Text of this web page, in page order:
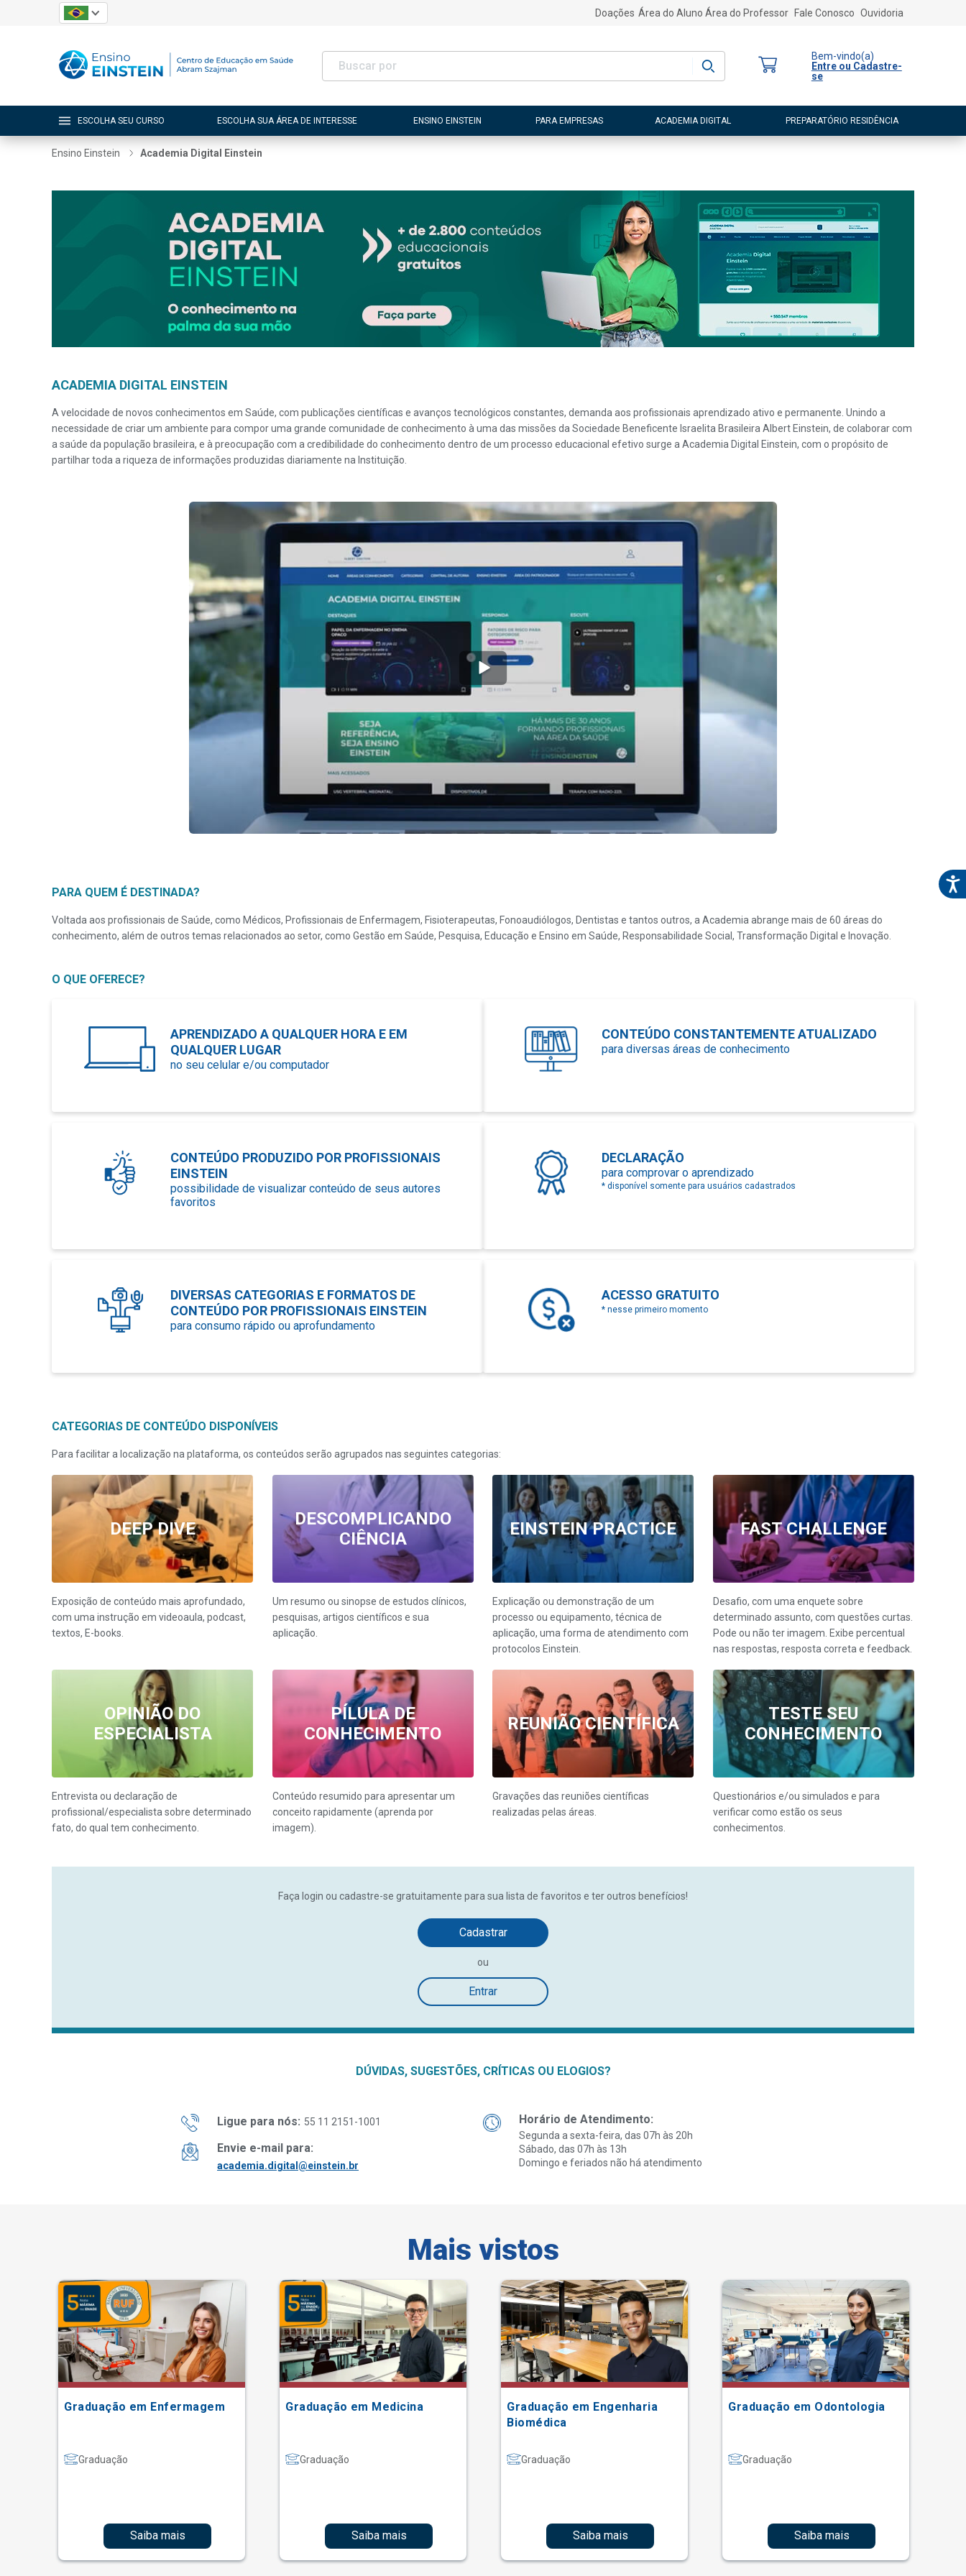
Doações Área do Aluno Área do Professor Fale Conosco Ouvidoria
Bem-vindo(a)
Entre ou Cadastre-
se
ESCOLHA SEU CURSO ESCOLHA SUA ÁREA DE INTERESSE ENSINO EINSTEIN PARA EMPRESAS ACADEMIA DIGITAL PREPARATÓRIO RESIDÊNCIA
Ensino Einstein Academia Digital Einstein
ACADEMIA DIGITAL EINSTEIN
A velocidade de novos conhecimentos em Saúde, com publicações científicas e avanços tecnológicos constantes, demanda aos profissionais aprendizado ativo e permanente. Unindo a
necessidade de criar um ambiente para compor uma grande comunidade de conhecimento à uma das missões da Sociedade Beneficente Israelita Brasileira Albert Einstein, de colaborar com
a saúde da população brasileira, e à preocupação com a credibilidade do conhecimento dentro de um processo educacional efetivo surge a Academia Digital Einstein, com o propósito de
partilhar toda a riqueza de informações produzidas diariamente na Instituição.
PARA QUEM É DESTINADA?
Voltada aos profissionais de Saúde, como Médicos, Profissionais de Enfermagem, Fisioterapeutas, Fonoaudiólogos, Dentistas e tantos outros, a Academia abrange mais de 60 áreas do
conhecimento, além de outros temas relacionados ao setor, como Gestão em Saúde, Pesquisa, Educação e Ensino em Saúde, Responsabilidade Social, Transformação Digital e Inovação.
O QUE OFERECE?
APRENDIZADO A QUALQUER HORA E EM
QUALQUER LUGAR
no seu celular e/ou computador
CONTEÚDO CONSTANTEMENTE ATUALIZADO
para diversas áreas de conhecimento
CONTEÚDO PRODUZIDO POR PROFISSIONAIS
EINSTEIN
possibilidade de visualizar conteúdo de seus autores
favoritos
DECLARAÇÃO
para comprovar o aprendizado
* disponível somente para usuários cadastrados
DIVERSAS CATEGORIAS E FORMATOS DE
CONTEÚDO POR PROFISSIONAIS EINSTEIN
para consumo rápido ou aprofundamento
ACESSO GRATUITO
* nesse primeiro momento
CATEGORIAS DE CONTEÚDO DISPONÍVEIS
Para facilitar a localização na plataforma, os conteúdos serão agrupados nas seguintes categorias:
DEEP DIVE
Exposição de conteúdo mais aprofundado,
com uma instrução em videoaula, podcast,
textos, E-books.
DESCOMPLICANDO
CIÊNCIA
Um resumo ou sinopse de estudos clínicos,
pesquisas, artigos científicos e sua
aplicação.
EINSTEIN PRACTICE
Explicação ou demonstração de um
processo ou equipamento, técnica de
aplicação, uma forma de atendimento com
protocolos Einstein.
FAST CHALLENGE
Desafio, com uma enquete sobre
determinado assunto, com questões curtas.
Pode ou não ter imagem. Exibe percentual
nas respostas, resposta correta e feedback.
OPINIÃO DO
ESPECIALISTA
Entrevista ou declaração de
profissional/especialista sobre determinado
fato, do qual tem conhecimento.
PÍLULA DE
CONHECIMENTO
Conteúdo resumido para apresentar um
conceito rapidamente (aprenda por
imagem).
REUNIÃO CIENTÍFICA
Gravações das reuniões científicas
realizadas pelas áreas.
TESTE SEU
CONHECIMENTO
Questionários e/ou simulados e para
verificar como estão os seus
conhecimentos.
Faça login ou cadastre-se gratuitamente para sua lista de favoritos e ter outros benefícios!
Cadastrar
ou
Entrar
DÚVIDAS, SUGESTÕES, CRÍTICAS OU ELOGIOS?
Ligue para nós: 55 11 2151-1001
Envie e-mail para:
academia.digital@einstein.br
Horário de Atendimento:
Segunda a sexta-feira, das 07h às 20h
Sábado, das 07h às 13h
Domingo e feriados não há atendimento
Mais vistos
Graduação em Enfermagem
Graduação
Saiba mais
Graduação em Medicina
Graduação
Saiba mais
Graduação em Engenharia
Biomédica
Graduação
Saiba mais
Graduação em Odontologia
Graduação
Saiba mais